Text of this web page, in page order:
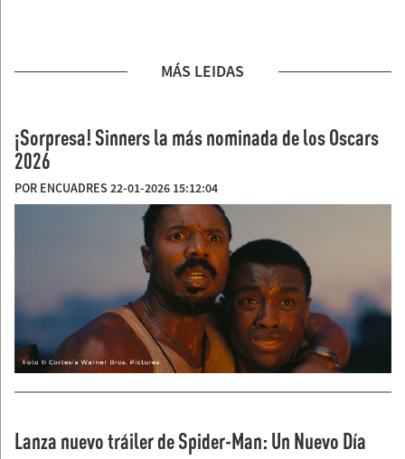
MÁS LEIDAS
¡Sorpresa! Sinners la más nominada de los Oscars
2026
POR ENCUADRES 22-01-2026 15:12:04
Lanza nuevo tráiler de Spider-Man: Un Nuevo Día